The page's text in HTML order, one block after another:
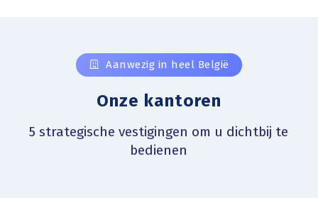
Aanwezig in heel België
Onze kantoren
5 strategische vestigingen om u dichtbij te
bedienen